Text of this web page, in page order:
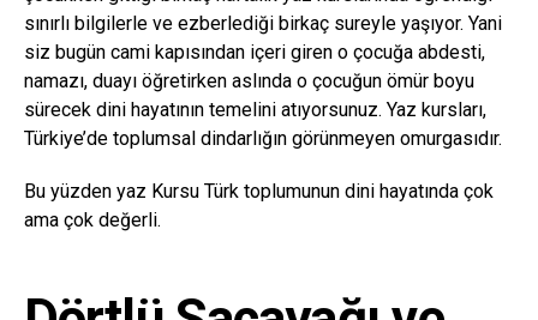
sınırlı bilgilerle ve ezberlediği birkaç sureyle yaşıyor. Yani
siz bugün cami kapısından içeri giren o çocuğa abdesti,
namazı, duayı öğretirken aslında o çocuğun ömür boyu
sürecek dini hayatının temelini atıyorsunuz. Yaz kursları,
Türkiye’de toplumsal dindarlığın görünmeyen omurgasıdır.
Bu yüzden yaz Kursu Türk toplumunun dini hayatında çok
ama çok değerli.